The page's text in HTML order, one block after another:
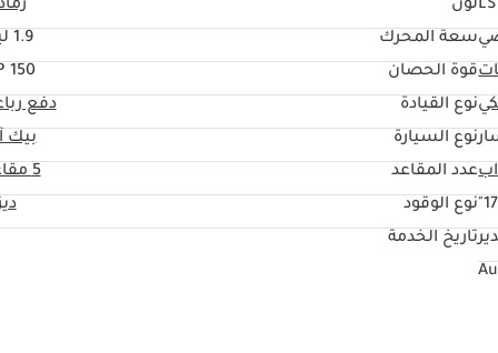
LSلون
سعة المحرك
1.9 ليتر
قوة الحصان
150 HP
نوع القيادة
دفع
نوع السيارة
بيك
عدد المقاعد
5 مقاعد
17" نوع الوقود
تاريخ الخدمة